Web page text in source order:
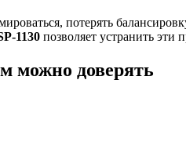
потерять
1130 позволяет устранить
можно доверять